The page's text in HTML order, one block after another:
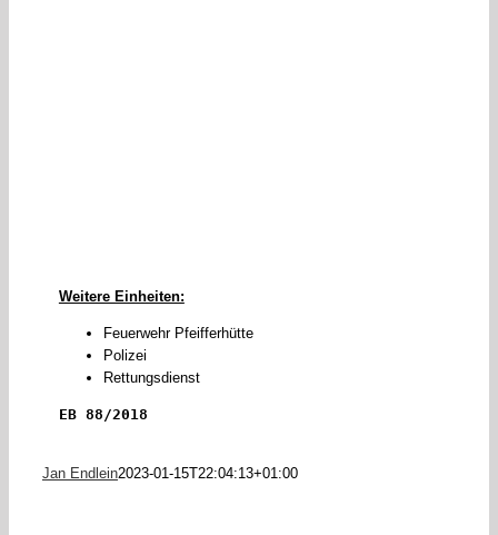
Weitere Einheiten:
Feuerwehr Pfeifferhütte
Polizei
Rettungsdienst
EB 88/2018
Jan Endlein2023-01-15T22:04:13+01:00